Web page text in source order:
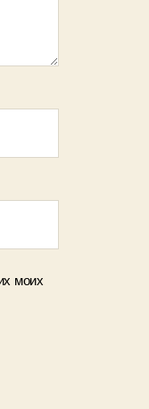
моих